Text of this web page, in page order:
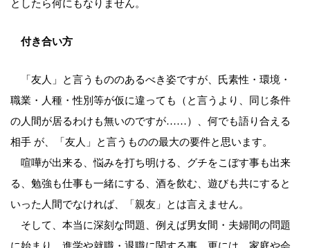
としたら何にもなりません。
付き合い方
「友人」と言うもののあるべき姿ですが、氏素性・環境・
職業・人種・性別等が仮に違っても（と言うより、同じ条件
の人間が居るわけも無いのですが……）、何でも語り合える
相手 が、「友人」と言うものの最大の要件と思います。
喧嘩が出来る、悩みを打ち明ける、グチをこぼす事も出来
る、勉強も仕事も一緒にする、酒を飲む、遊びも共にすると
いった人間でなければ、「親友」とは言えません。
そして、本当に深刻な問題、例えば男女間・夫婦間の問題